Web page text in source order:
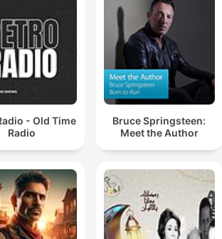
- Old Time
Radio
Bruce Springsteen:
Meet the Author